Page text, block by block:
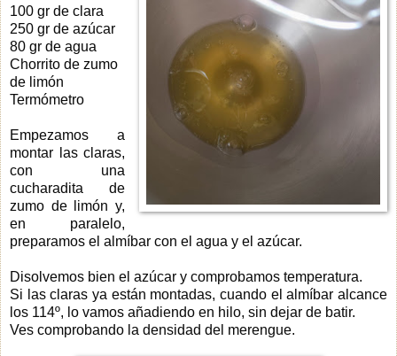
100 gr de clara
250 gr de azúcar
80 gr de agua
Chorrito de zumo
de limón
Termómetro
Empezamos a
montar las claras,
con una
cucharadita de
zumo de limón y,
en paralelo,
preparamos el almíbar con el agua y el azúcar.
Disolvemos bien el azúcar y comprobamos temperatura.
Si las claras ya están montadas, cuando el almíbar alcance
los 114º, lo vamos añadiendo en hilo, sin dejar de batir.
Ves comprobando la densidad del merengue.